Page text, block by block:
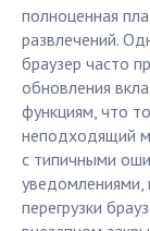
полноценная
развлечений.
браузер часто
обновления
функциям, что
неподходящий
с типичными
уведомлениями,
перегрузки